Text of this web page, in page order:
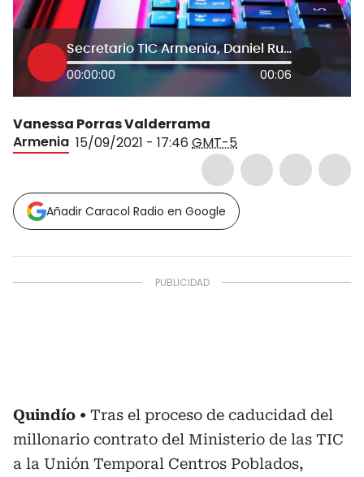
Secretario TIC Armenia, Daniel Rueda
00:00:00 00:06
Vanessa Porras Valderrama
Armenia 15/09/2021 - 17:46 GMT-5
Añadir Caracol Radio en Google
Quindío
Tras el proceso de caducidad del
millonario contrato del Ministerio de las TIC
a la Unión Temporal Centros Poblados,